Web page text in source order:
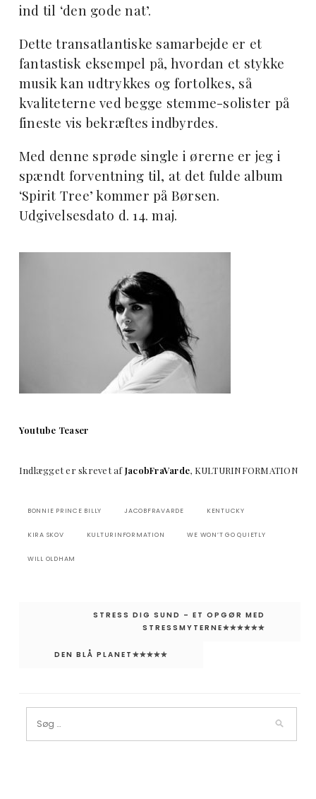
ind til ‘den gode nat’.
Dette transatlantiske samarbejde er et
fantastisk eksempel på, hvordan et stykke
musik kan udtrykkes og fortolkes, så
kvaliteterne ved begge stemme-solister på
fineste vis bekræftes indbyrdes.
Med denne sprøde single i ørerne er jeg i
spændt forventning til, at det fulde album
‘Spirit Tree’ kommer på Børsen.
Udgivelsesdato d. 14. maj.
Youtube Teaser
Indlægget er skrevet afJacobFraVarde, KULTURINFORMATION
BONNIE PRINCE BILLY JACOBFRAVARDE KENTUCKY
KIRA SKOV KULTURINFORMATION WE WON’T GO QUIETLY
WILL OLDHAM
IndlægsnavigationSTRESS DIG SUND – ET OPGØR MED
STRESSMYTERNE✮✮✮✮✮✮
DEN BLÅ PLANET✮✮✮✮✮